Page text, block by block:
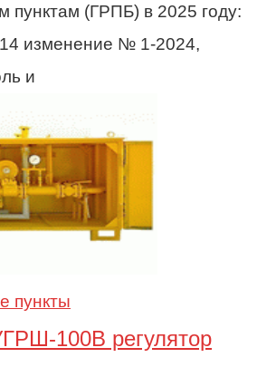
пунктам (ГРПБ) в 2025 году:
изменение № 1-2024,
и
пункты
100В регулятор